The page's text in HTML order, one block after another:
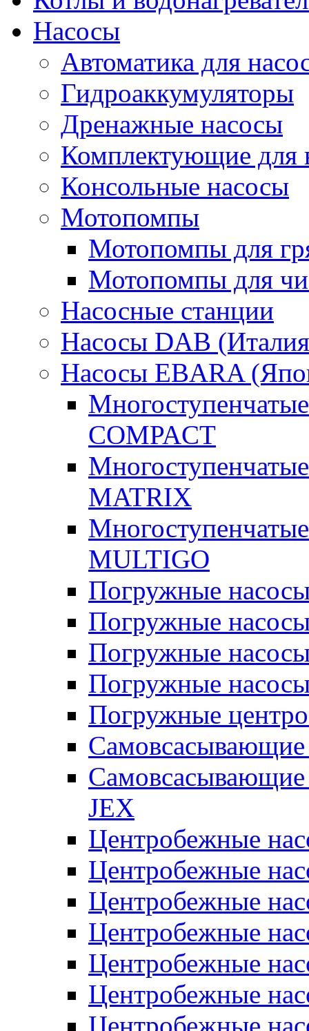
Насосы
Автоматика для
Гидроаккумуляторы
Дренажные насосы
Комплектующие для
Консольные насосы
Мотопомпы
Мотопомпы для
Мотопомпы для
Насосные станции
Насосы DAB
Насосы EBARA
COMPACT
MATRIX
MULTIGO
Погружные
Погружные
Погружные
Погружные
Погружные
Самовсасывающие
Самовсасывающие
JEX
Центробежные
Центробежные
Центробежные
Центробежные
Центробежные
Центробежные
Центробежные